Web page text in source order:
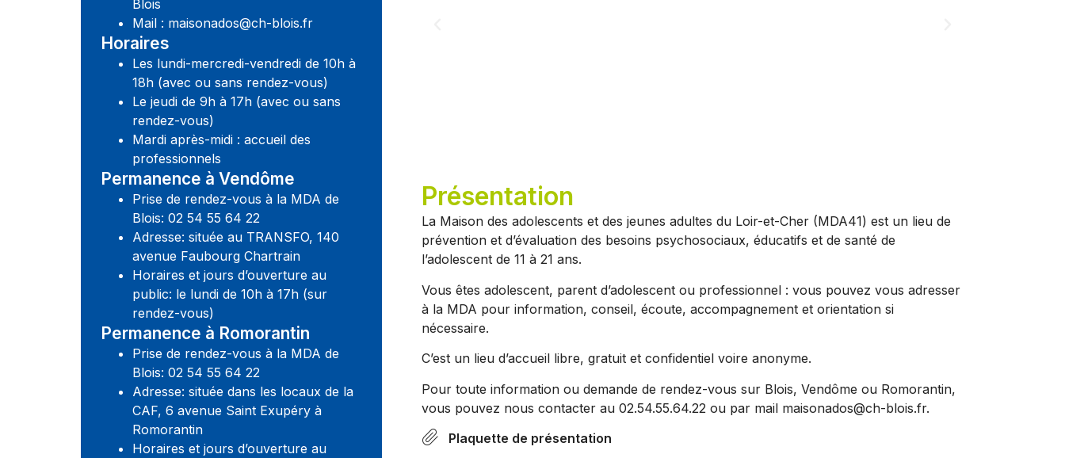
Blois
Mail : maisonados@ch-blois.fr
Horaires
Les lundi-mercredi-vendredi de 10h à
18h (avec ou sans rendez-vous)
Le jeudi de 9h à 17h (avec ou sans
rendez-vous)
Mardi après-midi : accueil des
professionnels
Permanence à Vendôme
Prise de rendez-vous à la MDA de
Blois: 02 54 55 64 22
Adresse: située au TRANSFO, 140
avenue Faubourg Chartrain
Horaires et jours d’ouverture au
public: le lundi de 10h à 17h (sur
rendez-vous)
Permanence à Romorantin
Prise de rendez-vous à la MDA de
Blois: 02 54 55 64 22
Adresse: située dans les locaux de la
CAF, 6 avenue Saint Exupéry à
Romorantin
Horaires et jours d’ouverture au
Présentation
La Maison des adolescents et des jeunes adultes du Loir-et-Cher (MDA41) est un lieu de
prévention et d’évaluation des besoins psychosociaux, éducatifs et de santé de
l’adolescent de 11 à 21 ans.
Vous êtes adolescent, parent d’adolescent ou professionnel : vous pouvez vous adresser
à la MDA pour information, conseil, écoute, accompagnement et orientation si
nécessaire.
C’est un lieu d’accueil libre, gratuit et confidentiel voire anonyme.
Pour toute information ou demande de rendez-vous sur Blois, Vendôme ou Romorantin,
vous pouvez nous contacter au 02.54.55.64.22 ou par mail maisonados@ch-blois.fr.
Plaquette de présentation